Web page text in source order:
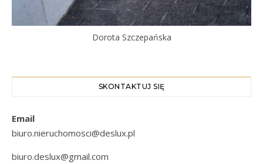
Dorota Szczepańska
SKONTAKTUJ SIĘ
Email
biuro.nieruchomosci@deslux.pl
biuro.deslux@gmail.com